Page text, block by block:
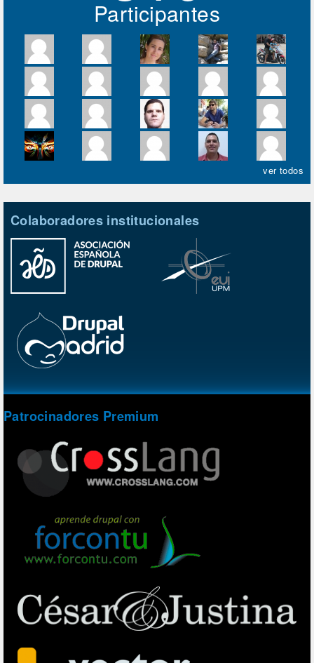
Participantes
ver todos
Colaboradores institucionales
Patrocinadores Premium